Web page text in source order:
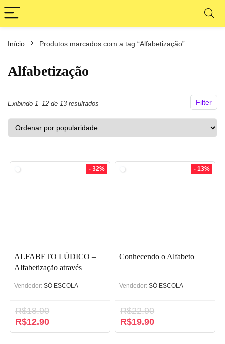
Início Produtos marcados com a tag “Alfabetização”
Alfabetização
Filter
Exibindo 1–12 de 13 resultados
por
- 32%
ALFABETO LÚDICO –
Alfabetização através
Vendedor: SÓ ESCOLA
R$18.90
O
preço
R$12.90O
preço
- 13%
Conhecendo o Alfabeto
Vendedor: SÓ ESCOLA
R$22.90
O
preço
R$19.90O
preço